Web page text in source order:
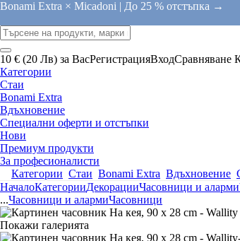
Bonami Extra × Micadoni | До 25 % отстъпка →
10 € (20 Лв) за ВасРегистрацияВходСравняване
Категории
Стаи
Bonami Extra
Вдъхновение
Специални оферти и отстъпки
Нови
Премиум продукти
За професионалисти
Категории Стаи Bonami Extra Вдъхновение
НачалоКатегорииДекорацииЧасовници и аларми
...Часовници и алармиЧасовници
Покажи галерията